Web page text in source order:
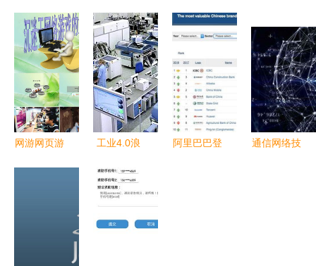
_永久0.1折
云贝网络科
技如何用互
联网技术解
构现代网站
建设与技术
服务
科技公司的
专业之道
转网络游戏
与技术服务
的商机解析
网游网页游
工业4.0浪
代 制造业
加速迈入智
能工厂时代
阿里巴巴登
通信网络技